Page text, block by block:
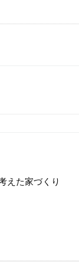
えた家づくり